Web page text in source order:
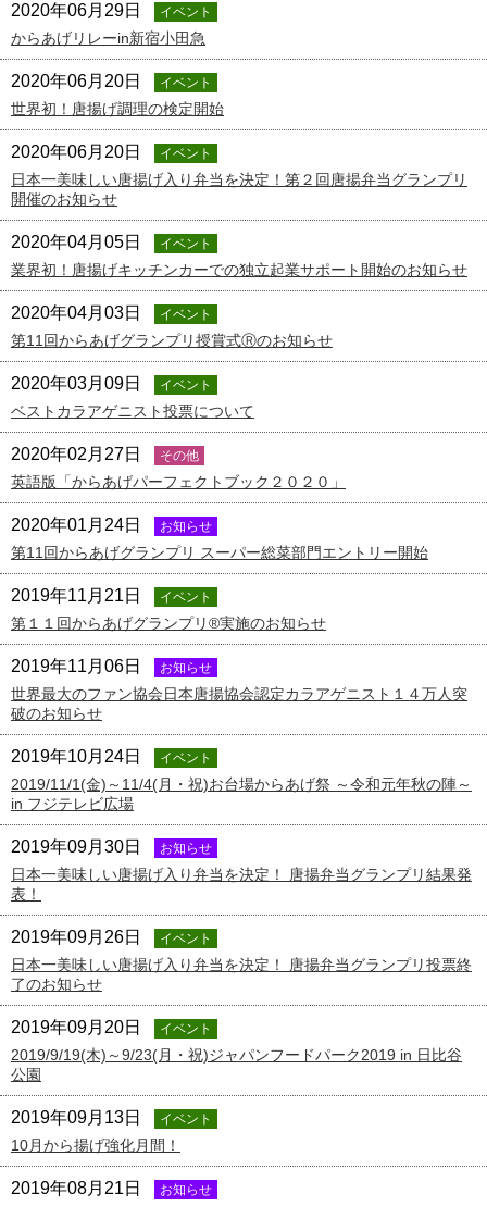
2020年06月29日 イベント
からあげリレーin新宿小田急
2020年06月20日 イベント
世界初！唐揚げ調理の検定開始
2020年06月20日 イベント
日本一美味しい唐揚げ入り弁当を決定！第２回唐揚弁当グランプリ
開催のお知らせ
2020年04月05日 イベント
業界初！唐揚げキッチンカーでの独立起業サポート開始のお知らせ
2020年04月03日 イベント
第11回からあげグランプリ授賞式Ⓡのお知らせ
2020年03月09日 イベント
ベストカラアゲニスト投票について
2020年02月27日 その他
英語版「からあげパーフェクトブック２０２０」
2020年01月24日 お知らせ
第11回からあげグランプリ スーパー総菜部門エントリー開始
2019年11月21日 イベント
第１１回からあげグランプリ®実施のお知らせ
2019年11月06日 お知らせ
世界最大のファン協会日本唐揚協会認定カラアゲニスト１４万人突
破のお知らせ
2019年10月24日 イベント
2019/11/1(金)～11/4(月・祝)お台場からあげ祭 ～令和元年秋の陣～
in フジテレビ広場
2019年09月30日 お知らせ
日本一美味しい唐揚げ入り弁当を決定！ 唐揚弁当グランプリ結果発
表！
2019年09月26日 イベント
日本一美味しい唐揚げ入り弁当を決定！ 唐揚弁当グランプリ投票終
了のお知らせ
2019年09月20日 イベント
2019/9/19(木)～9/23(月・祝)ジャパンフードパーク2019 in 日比谷
公園
2019年09月13日 イベント
10月から揚げ強化月間！
2019年08月21日 お知らせ